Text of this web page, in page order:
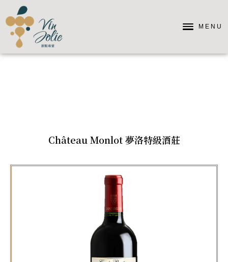
MENU
Château Monlot 夢洛特級酒莊